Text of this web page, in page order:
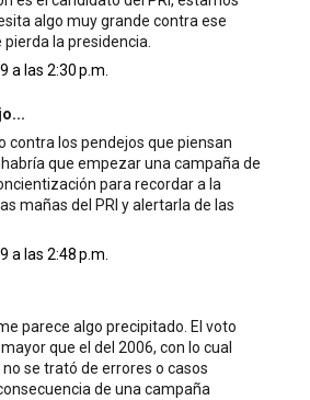
algo muy grande contra ese
la presidencia.
a las 2:30 p.m.
contra los pendejos que piensan
que empezar una campaña de
para recordar a la
mañas del PRI y alertarla de las
a las 2:48 p.m.
parece algo precipitado. El voto
que el del 2006, con lo cual
se trató de errores o casos
de una campaña